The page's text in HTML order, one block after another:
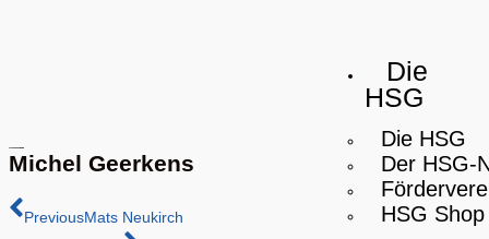
Die
HSG
Die HSG
Der HSG-
HSG Shop
Michel Geerkens
PreviousMats Neukirch